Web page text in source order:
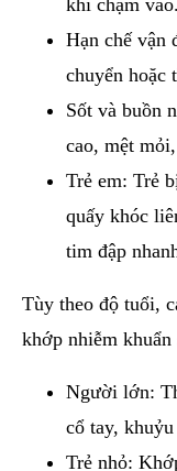
Hạn chế vận
chuyển hoặc
Sốt và buồn
cao, mệt
Trẻ em: Trẻ
quấy khóc
tim đập
Tùy theo độ tuổi,
khớp nhiễm khuẩn
Người lớn:
cổ tay,
Trẻ nhỏ: